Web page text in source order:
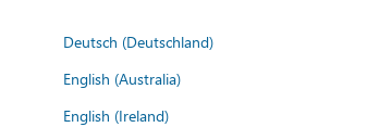
Deutsch (Deutschland)
English (Australia)
English (Ireland)